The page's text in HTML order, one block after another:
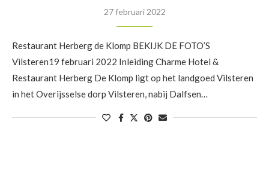
27 februari 2022
Restaurant Herberg de Klomp BEKIJK DE FOTO’S
Vilsteren19 februari 2022 Inleiding Charme Hotel &
Restaurant Herberg De Klomp ligt op het landgoed Vilsteren
in het Overijsselse dorp Vilsteren, nabij Dalfsen…